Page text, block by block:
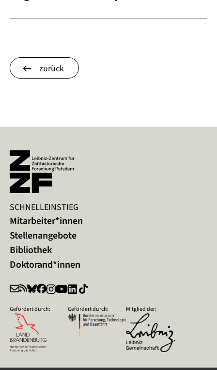
zurück
SCHNELLEINSTIEG
Mitarbeiter*innen
Stellenangebote
Bibliothek
Doktorand*innen
Gefördert durch: Gefördert durch: Mitglied der: